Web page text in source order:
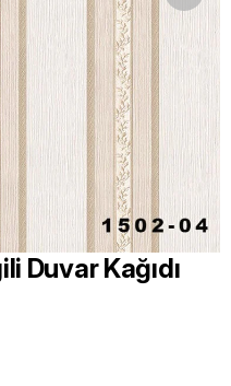
Duvar Kağıdı